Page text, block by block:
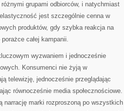
grupami odbiorców, i natychmiast
jest szczególnie cenna w
produktów, gdy szybka reakcja na
całej kampanii.
wyzwaniem i jednocześnie
Konsumenci nie żyją w
telewizję, jednocześnie przeglądając
równocześnie media społecznościowe.
narrację marki rozproszoną po wszystkich